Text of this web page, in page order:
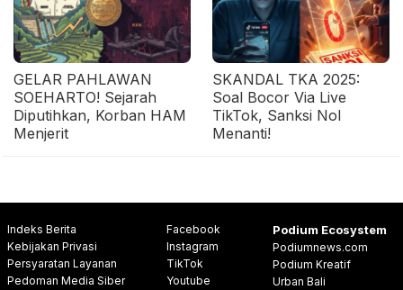
GELAR PAHLAWAN
SOEHARTO! Sejarah
Diputihkan, Korban HAM
Menjerit
SKANDAL TKA 2025:
Soal Bocor Via Live
TikTok, Sanksi Nol
Menanti!
Indeks Berita
Kebijakan Privasi
Persyaratan Layanan
Pedoman Media Siber
Facebook
Instagram
TikTok
Youtube
Podium Ecosystem
Podiumnews.com
Podium Kreatif
Urban Bali